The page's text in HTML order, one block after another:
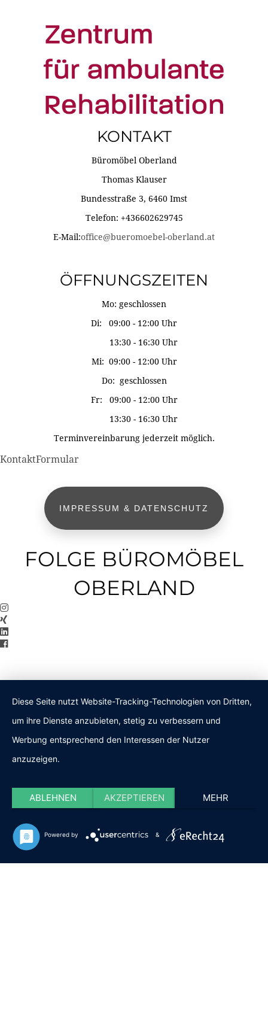
KONTAKT
Büromöbel Oberland
Thomas Klauser
Bundesstraße 3, 6460 Imst
Telefon: +436602629745
E-Mail:office@bueromoebel-oberland.at
ÖFFNUNGSZEITEN
Mo: geschlossen
Di: 09:00 - 12:00 Uhr
13:30 - 16:30 Uhr
Mi: 09:00 - 12:00 Uhr
Do: geschlossen
Fr: 09:00 - 12:00 Uhr
13:30 - 16:30 Uhr
Terminvereinbarung jederzeit möglich.
KontaktFormular
IMPRESSUM & DATENSCHUTZ
FOLGE BÜROMÖBEL
OBERLAND
Diese Seite nutzt Website-Tracking-Technologien von Dritten,
um ihre Dienste anzubieten, stetig zu verbessern und
Werbung entsprechend den Interessen der Nutzer
anzuzeigen.
ABLEHNEN AKZEPTIEREN MEHR
Powered by &